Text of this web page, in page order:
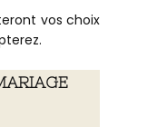
vos choix